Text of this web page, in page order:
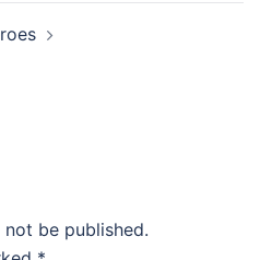
be published.